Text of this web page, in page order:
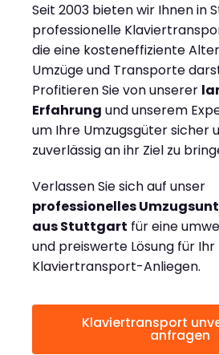
Seit 2003 bieten wir Ihnen in
professionelle
die eine kosteneffiziente
Umzüge und Transporte
Profitieren Sie von unserer
Erfahrung und unserem
um Ihre Umzugsgüter sicher
zuverlässig an ihr Ziel zu
Verlassen Sie sich auf unser
professionelles
aus Stuttgart für eine
und preiswerte Lösung für Ihr
Klaviertransport-Anliegen.
Klaviertransport
anfragen